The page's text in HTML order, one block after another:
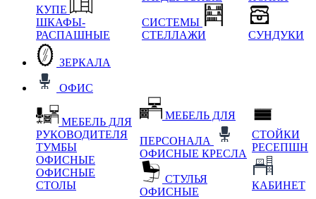
КУПЕ
ШКАФЫ-
РАСПАШНЫЕ
СИСТЕМЫ
СТЕЛЛАЖИ
СУНДУКИ
ЗЕРКАЛА
ОФИС
МЕБЕЛЬ ДЛЯ
РУКОВОДИТЕЛЯ
ТУМБЫ
ОФИСНЫЕ
ОФИСНЫЕ
СТОЛЫ
МЕБЕЛЬ ДЛЯ
ПЕРСОНАЛА
ОФИСНЫЕ КРЕСЛА
СТУЛЬЯ
ОФИСНЫЕ
СТОЙКИ
РЕСЕПШН
КАБИНЕТ